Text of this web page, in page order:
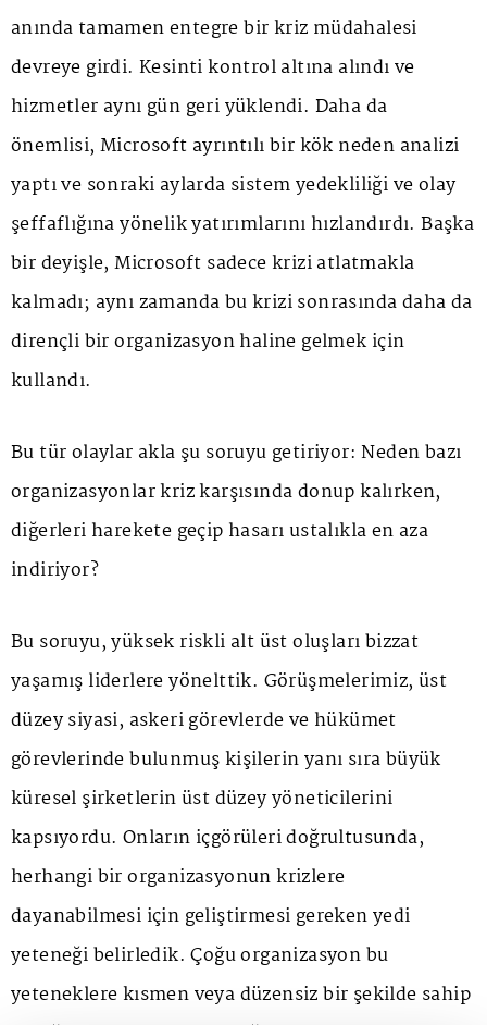
anında tamamen entegre bir kriz müdahalesi
devreye girdi. Kesinti kontrol altına alındı ve
hizmetler aynı gün geri yüklendi. Daha da
önemlisi, Microsoft ayrıntılı bir kök neden analizi
yaptı ve sonraki aylarda sistem yedekliliği ve olay
şeffaflığına yönelik yatırımlarını hızlandırdı. Başka
bir deyişle, Microsoft sadece krizi atlatmakla
kalmadı; aynı zamanda bu krizi sonrasında daha da
dirençli bir organizasyon haline gelmek için
kullandı.
Bu tür olaylar akla şu soruyu getiriyor: Neden bazı
organizasyonlar kriz karşısında donup kalırken,
diğerleri harekete geçip hasarı ustalıkla en aza
indiriyor?
Bu soruyu, yüksek riskli alt üst oluşları bizzat
yaşamış liderlere yönelttik. Görüşmelerimiz, üst
düzey siyasi, askeri görevlerde ve hükümet
görevlerinde bulunmuş kişilerin yanı sıra büyük
küresel şirketlerin üst düzey yöneticilerini
kapsıyordu. Onların içgörüleri doğrultusunda,
herhangi bir organizasyonun krizlere
dayanabilmesi için geliştirmesi gereken yedi
yeteneği belirledik. Çoğu organizasyon bu
yeteneklere kısmen veya düzensiz bir şekilde sahip